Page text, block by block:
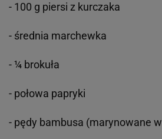
- 100 g piersi z kurczaka
- średnia marchewka
- ¼ brokuła
- połowa papryki
- pędy bambusa (marynowane w